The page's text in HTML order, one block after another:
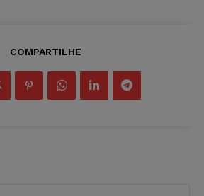
COMPARTILHE